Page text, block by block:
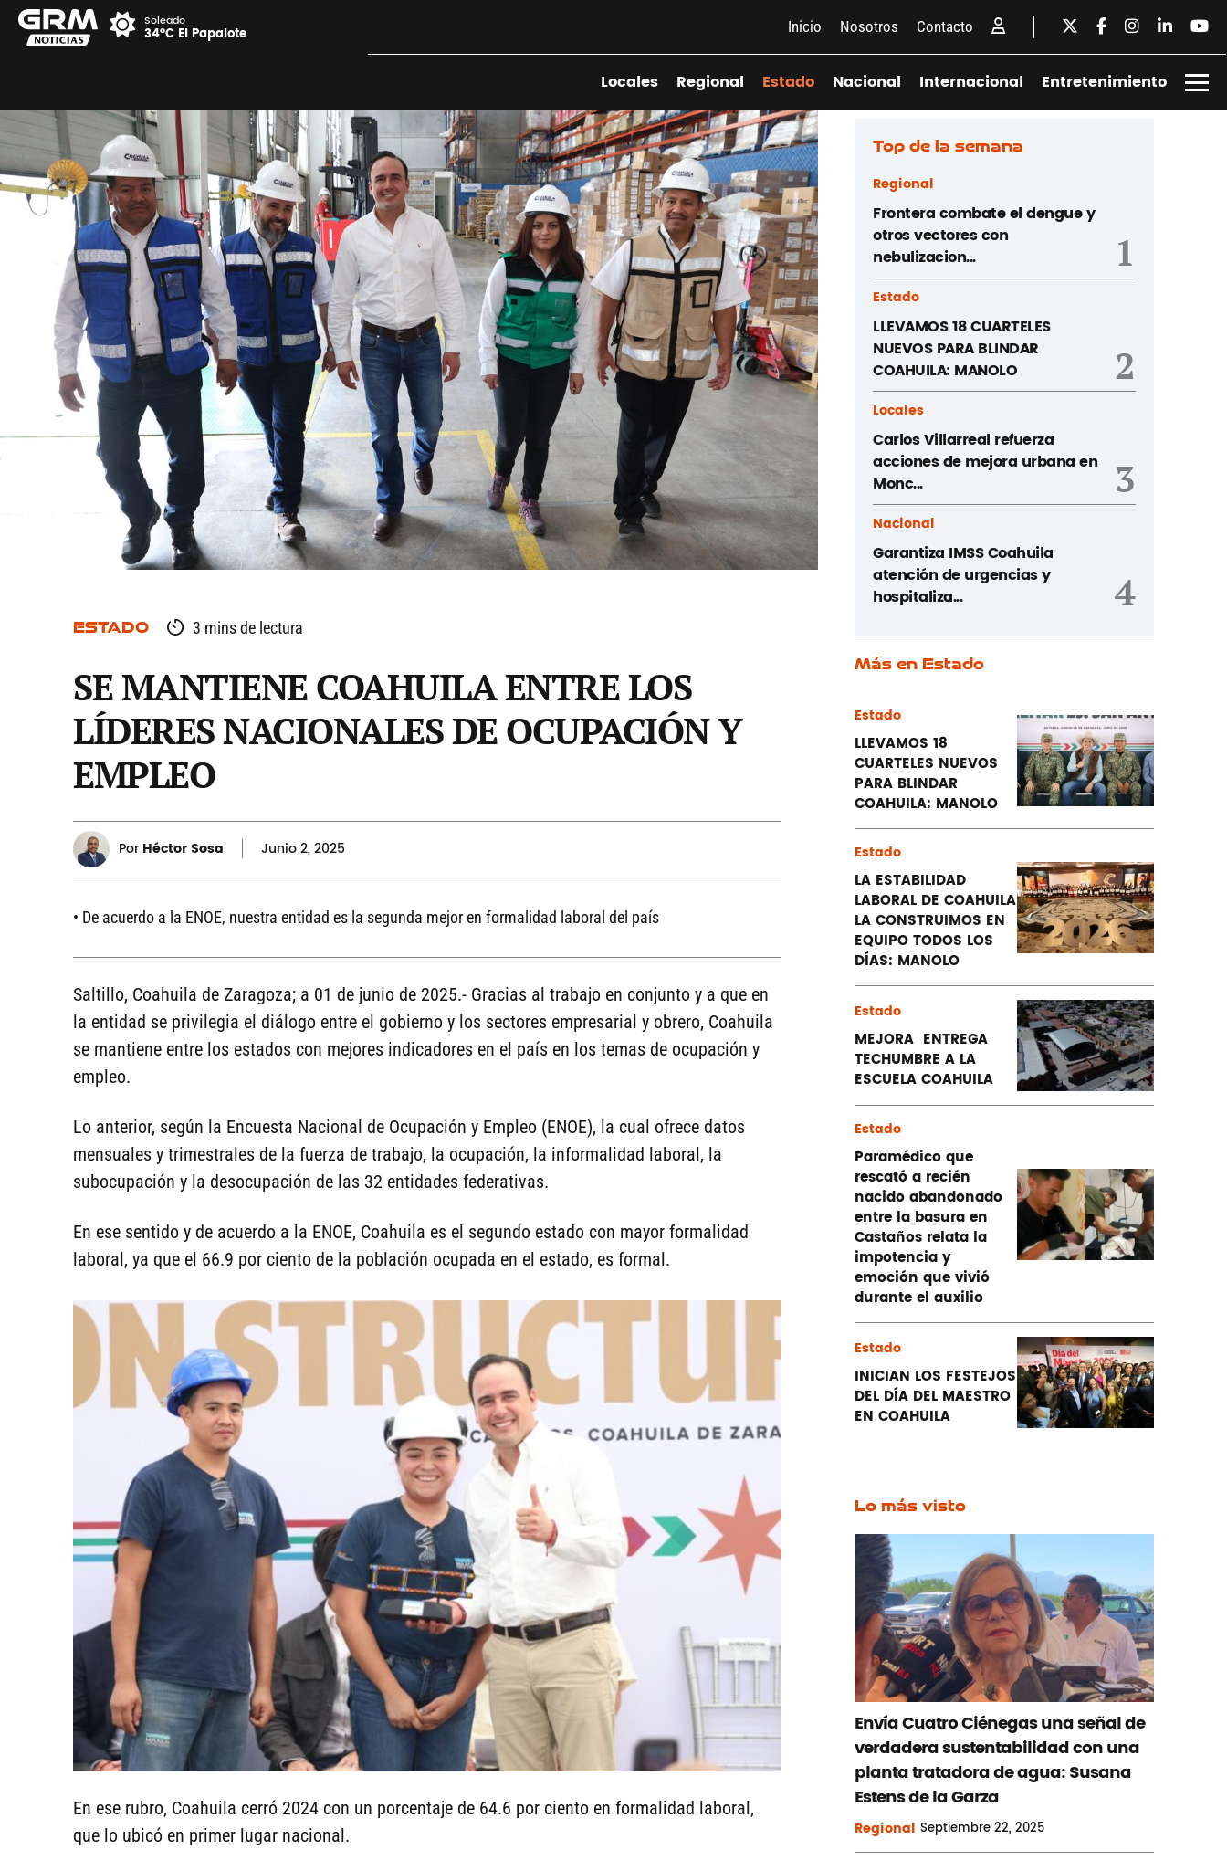
Soleado
34°C El Papalote Inicio Nosotros Contacto
Locales Regional Estado Nacional Internacional Entretenimiento
ESTADO 3 mins de lectura
SE MANTIENE COAHUILA ENTRE LOS
LÍDERES NACIONALES DE OCUPACIÓN Y
EMPLEO
Por Héctor Sosa Junio2, 2025
• De acuerdo a la ENOE, nuestra entidad es la segunda mejor en formalidad laboral del país
Saltillo, Coahuila de Zaragoza; a 01 de junio de 2025.- Gracias al trabajo en conjunto y a que en
la entidad se privilegia el diálogo entre el gobierno y los sectores empresarial y obrero, Coahuila
se mantiene entre los estados con mejores indicadores en el país en los temas de ocupación y
empleo.
Lo anterior, según la Encuesta Nacional de Ocupación y Empleo (ENOE), la cual ofrece datos
mensuales y trimestrales de la fuerza de trabajo, la ocupación, la informalidad laboral, la
subocupación y la desocupación de las 32 entidades federativas.
En ese sentido y de acuerdo a la ENOE, Coahuila es el segundo estado con mayor formalidad
laboral, ya que el 66.9 por ciento de la población ocupada en el estado, es formal.
En ese rubro, Coahuila cerró 2024 con un porcentaje de 64.6 por ciento en formalidad laboral,
que lo ubicó en primer lugar nacional.
Top de la semana
Regional
Frontera combate el dengue y
otros vectores con
nebulizacion...
1
Estado
LLEVAMOS 18 CUARTELES
NUEVOS PARA BLINDAR
COAHUILA: MANOLO
2
Locales
Carlos Villarreal refuerza
acciones de mejora urbana en
Monc...
3
Nacional
Garantiza IMSS Coahuila
atención de urgencias y
hospitaliza...
4
Más en Estado
Estado
LLEVAMOS 18
CUARTELES NUEVOS
PARA BLINDAR
COAHUILA: MANOLO
Estado
LA ESTABILIDAD
LABORAL DE COAHUILA
LA CONSTRUIMOS EN
EQUIPO TODOS LOS
DÍAS: MANOLO
Estado
MEJORA ENTREGA
TECHUMBRE A LA
ESCUELA COAHUILA
Estado
Paramédico que
rescató a recién
nacido abandonado
entre la basura en
Castaños relata la
impotencia y
emoción que vivió
durante el auxilio
Estado
INICIAN LOS FESTEJOS
DEL DÍA DEL MAESTRO
EN COAHUILA
Lo más visto
Envía Cuatro Ciénegas una señal de
verdadera sustentabilidad con una
planta tratadora de agua: Susana
Estens de la Garza
Regional Septiembre22, 2025